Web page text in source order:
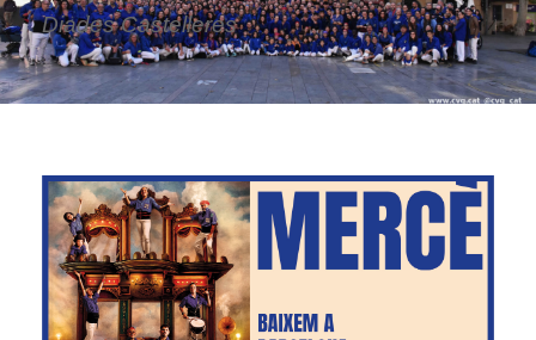
Diades Castelleres